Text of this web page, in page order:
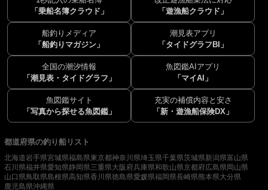
「乗船名簿クラウド」
「遊漁船クラウド」
船釣りメディア
「船釣りマガジン」
潮見表アプリ
「タイドグラフBI」
全国の潮汐情報
「潮見表・タイドグラフ」
魚図鑑AIアプリ
「マイAI」
魚図鑑サイト
「写真から探せる魚図鑑」
充実の補償内容と安さ
「新・遊漁船保険DX」
都道府県の釣り船リスト
北海道岩手県宮城県福島県東京都神奈川県埼玉県千葉県茨城県新潟県富山県
石川県福井県愛知県静岡県三重県大阪府兵庫県和歌山県京都府広島県岡山県
山口県鳥取県島根県高知県香川県徳島県愛媛県福岡県長崎県熊本県大分県
鹿児島県沖縄県